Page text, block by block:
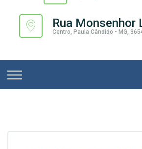
Rua Monsenhor
Centro, Paula Cândido - MG,